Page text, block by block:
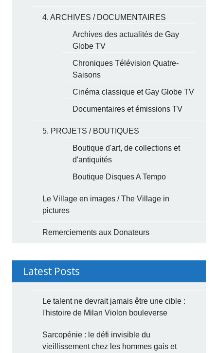
4. ARCHIVES / DOCUMENTAIRES
Archives des actualités de Gay
Globe TV
Chroniques Télévision Quatre-
Saisons
Cinéma classique et Gay Globe TV
Documentaires et émissions TV
5. PROJETS / BOUTIQUES
Boutique d'art, de collections et
d'antiquités
Boutique Disques A Tempo
Le Village en images / The Village in
pictures
Remerciements aux Donateurs
Latest Posts
Le talent ne devrait jamais être une cible :
l'histoire de Milan Violon bouleverse
Sarcopénie : le défi invisible du
vieillissement chez les hommes gais et